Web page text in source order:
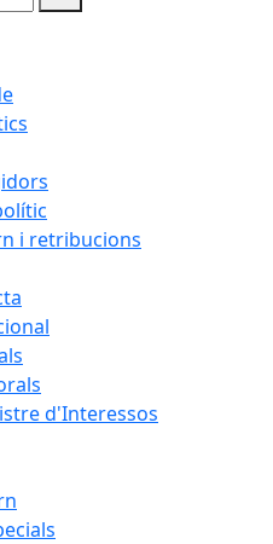
i retribucions
d'Interessos